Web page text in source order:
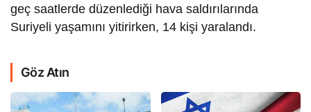
geç saatlerde düzenlediği hava saldırılarında
Suriyeli yaşamını yitirirken, 14 kişi yaralandı.
Göz Atın